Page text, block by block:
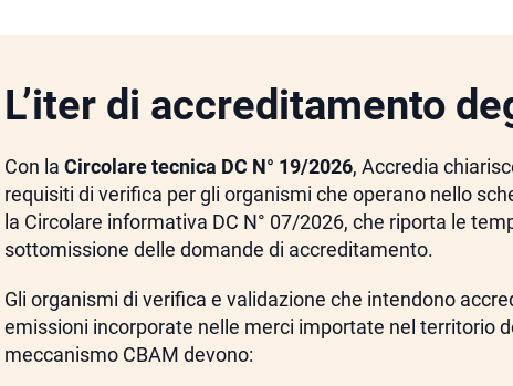
L’iter di accreditamento
Con la Circolare tecnica DC N° 19/2026, Accredia
requisiti di verifica per gli organismi che operano nello
la Circolare informativa DC N° 07/2026, che riporta le
sottomissione delle domande di accreditamento.
Gli organismi di verifica e validazione che intendono
emissioni incorporate nelle merci importate nel territorio
meccanismo CBAM devono: